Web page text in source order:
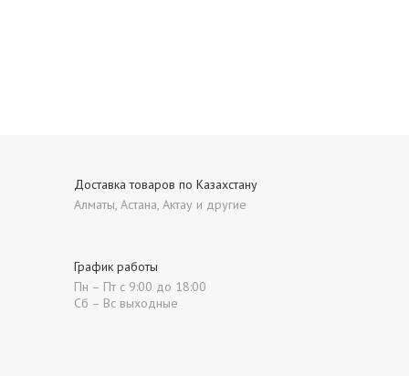
Доставка товаров по Казахстану
Алматы, Астана, Актау и другие
График работы
Пн – Пт с 9:00 до 18:00
Сб – Вс выходные